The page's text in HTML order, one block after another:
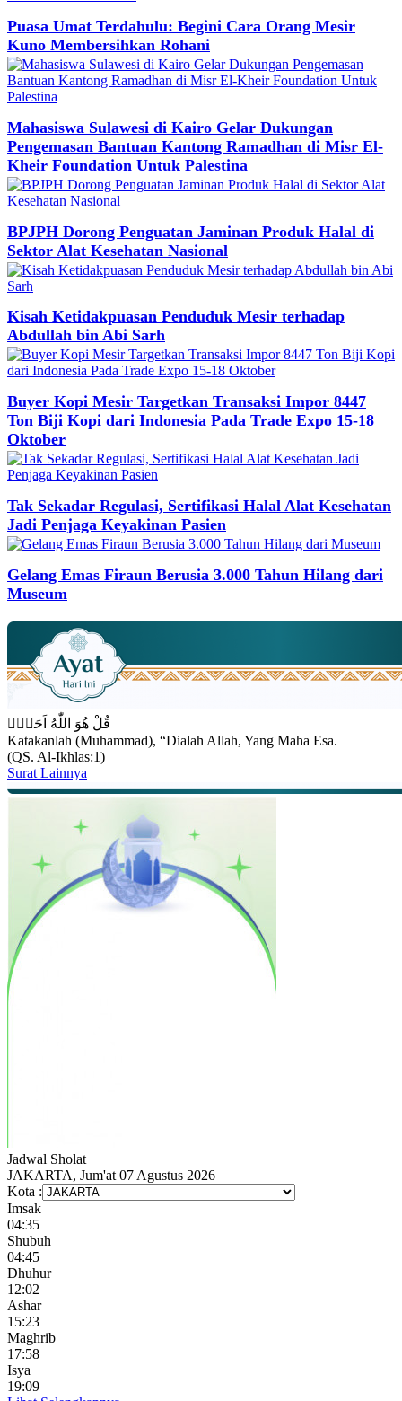
Puasa Umat Terdahulu: Begini Cara Orang Mesir
Kuno Membersihkan Rohani
Mahasiswa Sulawesi di Kairo Gelar Dukungan
Pengemasan Bantuan Kantong Ramadhan di Misr El-
Kheir Foundation Untuk Palestina
BPJPH Dorong Penguatan Jaminan Produk Halal di
Sektor Alat Kesehatan Nasional
Kisah Ketidakpuasan Penduduk Mesir terhadap
Abdullah bin Abi Sarh
Buyer Kopi Mesir Targetkan Transaksi Impor 8447
Ton Biji Kopi dari Indonesia Pada Trade Expo 15-18
Oktober
Tak Sekadar Regulasi, Sertifikasi Halal Alat Kesehatan
Jadi Penjaga Keyakinan Pasien
Gelang Emas Firaun Berusia 3.000 Tahun Hilang dari
Museum
قُلْ هُوَ اللّٰهُ اَحَدٌۚ
Katakanlah (Muhammad), “Dialah Allah, Yang Maha Esa.
(QS. Al-Ikhlas:1)
Surat Lainnya
Jadwal Sholat
JAKARTA, Jum'at 07 Agustus 2026
Kota :
Imsak
04:35
Shubuh
04:45
Dhuhur
12:02
Ashar
15:23
Maghrib
17:58
Isya
19:09